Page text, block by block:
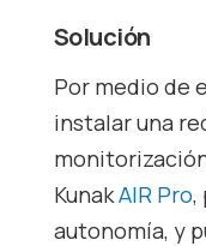
Solución
Por medio de
instalar una
KunakAIR Pro,
autonomía, y